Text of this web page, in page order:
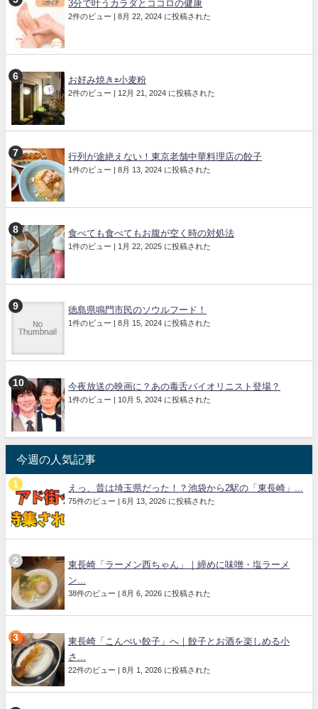
3分で叶うカラダとココロの健康
2件のビュー | 8月 22, 2024 に投稿された
お好み焼き🟰小麦粉
2件のビュー | 12月 21, 2024 に投稿された
行列が途絶えない！東京老舗中華料理店の餃子
1件のビュー | 8月 13, 2024 に投稿された
食べても食べてもお腹が空く時の対処法
1件のビュー | 1月 22, 2025 に投稿された
徳島県鳴門市民のソウルフード！
1件のビュー | 8月 15, 2024 に投稿された
今夜放送の映画に？あの毒舌バイオリニスト登場？
1件のビュー | 10月 5, 2024 に投稿された
今週の人気記事
えっ、昔は埼玉県だった！？池袋から2駅の「東長崎」...
75件のビュー | 6月 13, 2026 に投稿された
東長崎「ラーメン西ちゃん」｜締めに味噌・塩ラーメ
ン...
38件のビュー | 8月 6, 2026 に投稿された
東長崎「こんぺい餃子」へ｜餃子とお酒を楽しめる小
さ...
22件のビュー | 8月 1, 2026 に投稿された